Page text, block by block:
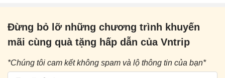
Đừng bỏ lỡ những chương trình khuyến
mãi cùng quà tặng hấp dẫn của Vntrip
*Chúng tôi cam kết không spam và lộ thông tin của bạn*